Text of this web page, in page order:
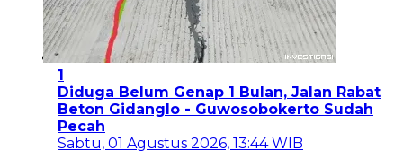
1
Diduga Belum Genap 1 Bulan, Jalan Rabat
Beton Gidanglo - Guwosobokerto Sudah
Pecah
Sabtu, 01 Agustus 2026, 13:44 WIB